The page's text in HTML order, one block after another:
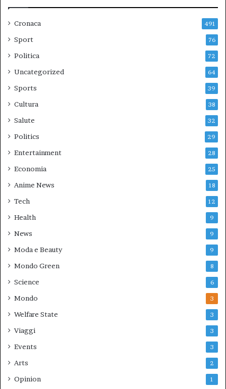
Cronaca 491
Sport 76
Politica 72
Uncategorized 64
Sports 39
Cultura 38
Salute 32
Politics 29
Entertainment 28
Economia 25
Anime News 18
Tech 12
Health 9
News 9
Moda e Beauty 9
Mondo Green 8
Science 6
Mondo 3
Welfare State 3
Viaggi 3
Events 3
Arts 2
Opinion 1